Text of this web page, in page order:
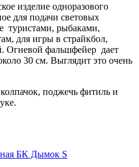
изделие одноразового
для подачи световых
туристами, рыбаками,
для игры в страйкбол,
Огневой фальшфейер дает
30 см. Выглядит это очень
поджечь фитиль и